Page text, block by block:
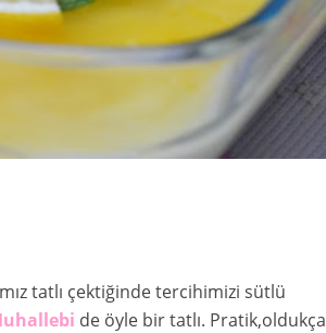
tatlı çektiğinde tercihimizi sütlü
de öyle bir tatlı. Pratik,oldukça